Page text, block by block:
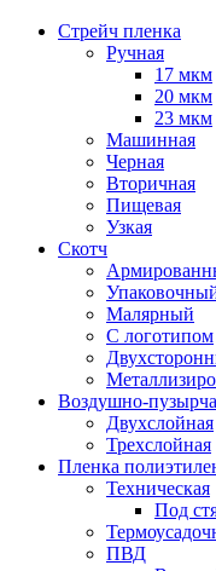
Стрейч пленка
Ручная
17 мкм
20 мкм
23 мкм
Машинная
Черная
Вторичная
Пищевая
Узкая
Скотч
Малярный
С логотипом
Воздушно-
Двухслойная
Трехслойная
Пленка
Техническая
Под
ПВД